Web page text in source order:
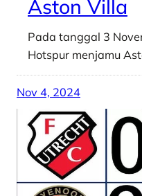
Aston Villa
Pada tanggal 3
Hotspur menjamu
Nov 4, 2024